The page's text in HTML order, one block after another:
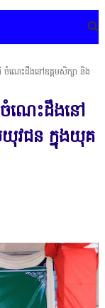
េះដឹងនៅឧត្តមសិក្សា និង
ណេះដឹងនៅ
យុវជន ក្នុងយុគ